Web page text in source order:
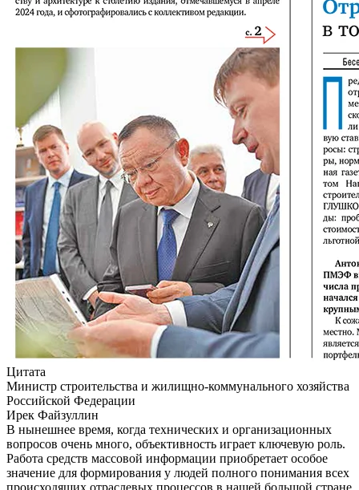
Цитата
Министр строительства и жилищно-коммунального хозяйства
Российской Федерации
Ирек Файзуллин
В нынешнее время, когда технических и организационных
вопросов очень много, объективность играет ключевую роль.
Работа средств массовой информации приобретает особое
значение для формирования у людей полного понимания всех